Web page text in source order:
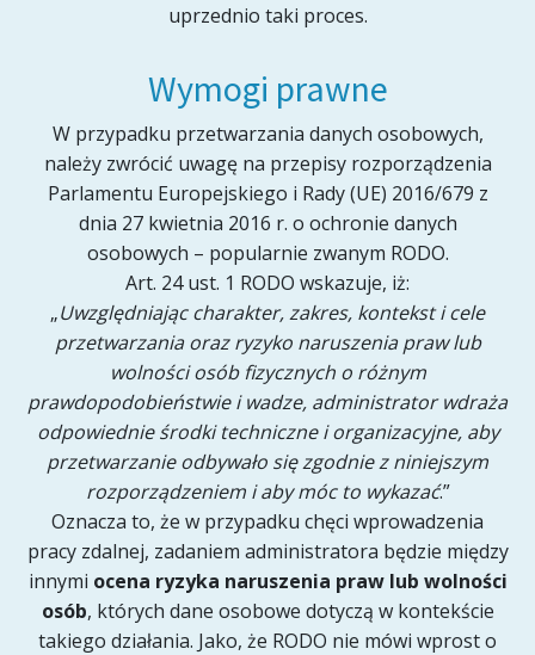
uprzednio taki proces.
Wymogi prawne
W przypadku przetwarzania danych osobowych,
należy zwrócić uwagę na przepisy rozporządzenia
Parlamentu Europejskiego i Rady (UE) 2016/679 z
dnia 27 kwietnia 2016 r. o ochronie danych
osobowych – popularnie zwanym RODO.
Art. 24 ust. 1 RODO wskazuje, iż:
„Uwzględniając charakter, zakres, kontekst i cele
przetwarzania oraz ryzyko naruszenia praw lub
wolności osób fizycznych o różnym
prawdopodobieństwie i wadze, administrator wdraża
odpowiednie środki techniczne i organizacyjne, aby
przetwarzanie odbywało się zgodnie z niniejszym
rozporządzeniem i aby móc to wykazać.”
Oznacza to, że w przypadku chęci wprowadzenia
pracy zdalnej, zadaniem administratora będzie między
innymi ocena ryzyka naruszenia praw lub wolności
osób, których dane osobowe dotyczą w kontekście
takiego działania. Jako, że RODO nie mówi wprost o